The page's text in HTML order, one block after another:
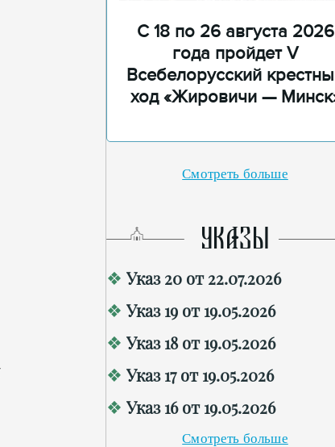
С 18 по 26 августа 2026
года пройдет V
Всебелорусский
ход «Жировичи —
Смотреть больше
УКАЗЫ
Указ 20 от 22.07.2026
Указ 19 от 19.05.2026
Указ 18 от 19.05.2026
Указ 17 от 19.05.2026
Указ 16 от 19.05.2026
Смотреть больше